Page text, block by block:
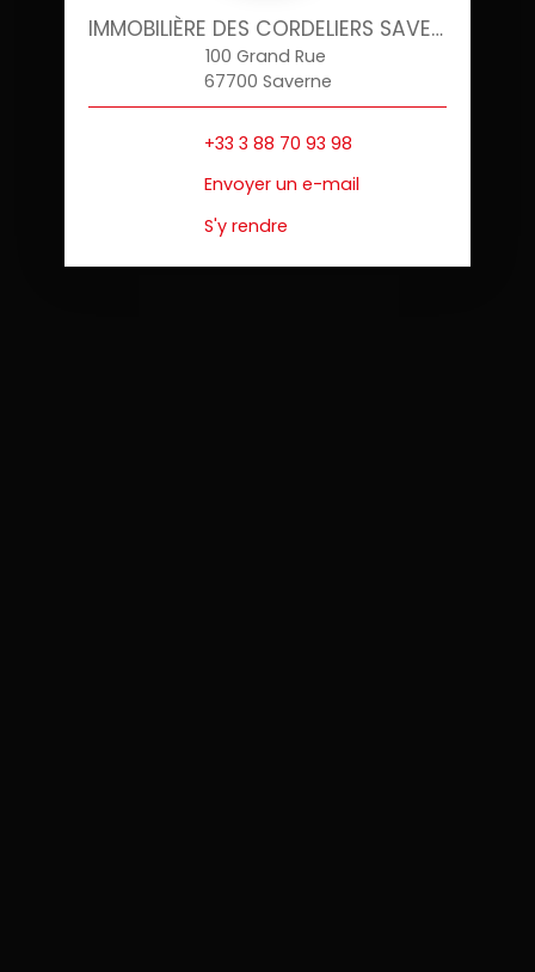
IMMOBILIÈRE DES CORDELIERS SAVERNE
100 Grand Rue
67700 Saverne
+33 3 88 70 93 98
Envoyer un e-mail
S'y rendre